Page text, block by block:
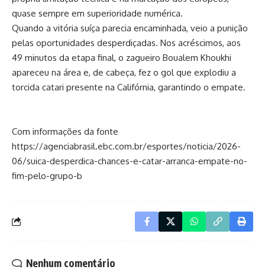
quase sempre em superioridade numérica.
Quando a vitória suíça parecia encaminhada, veio a punição
pelas oportunidades desperdiçadas. Nos acréscimos, aos
49 minutos da etapa final, o zagueiro Boualem Khoukhi
apareceu na área e, de cabeça, fez o gol que explodiu a
torcida catari presente na Califórnia, garantindo o empate.
Com informações da fonte
https://agenciabrasil.ebc.com.br/esportes/noticia/2026-
06/suica-desperdica-chances-e-catar-arranca-empate-no-
fim-pelo-grupo-b
Nenhum comentário